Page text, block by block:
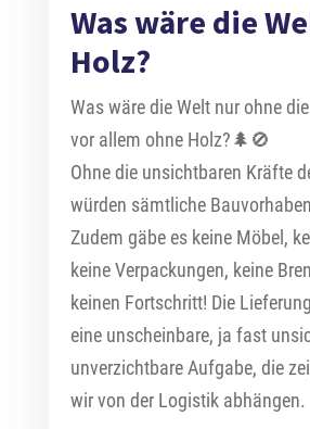
Was wäre die
Holz?
Was wäre die Welt nur ohne
vor allem ohne Holz?🌲🚫
Ohne die unsichtbaren Kräfte
würden sämtliche
Zudem gäbe es keine Möbel,
keine Verpackungen, keine
keinen Fortschritt! Die
eine unscheinbare, ja fast
unverzichtbare Aufgabe, die
wir von der Logistik abhängen.